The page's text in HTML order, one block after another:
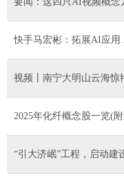
快手马宏彬：拓展AI应用
视频丨南宁大明山云海惊
2025年化纤概念股一览(
“引大济岷”工程，启动建